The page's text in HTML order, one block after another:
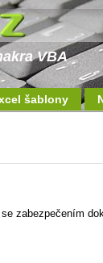
VBA
šablony
zabezpečením